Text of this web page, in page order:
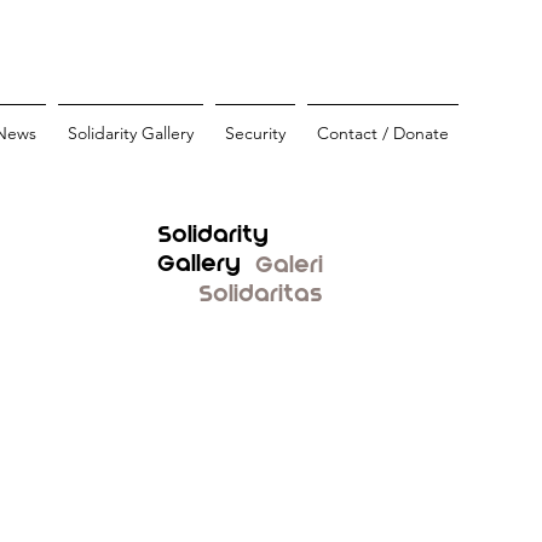
Solidarity Gallery Security Contact / Donate
Solidarity
Gallery Galeri
Solidaritas